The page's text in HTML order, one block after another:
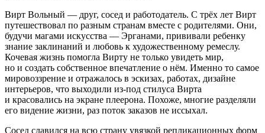
Вирт Вольный — друг, сосед и работодатель. С трёх лет Вирт
путешествовал по разным странам вместе с родителями. Они,
будучи магами искусства — Эрганами, прививали ребенку
знание заклинаний и любовь к художественному ремеслу.
Кочевая жизнь помогла Вирту не только увидеть мир,
но и создать собственное впечатление о нём. Именно то самое
мировоззрение и отражалось в эскизах, работах, дизайне
интерьеров, что выходили из-под стилуса Вирта
и красовались на экране плеерона. Похоже, многие разделяли
его видение жизни, раз поток заказов не иссыхал.
Сосед славился на всю страну увязкой репликационных форм